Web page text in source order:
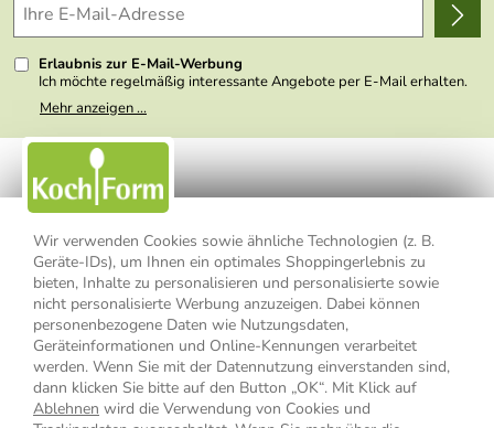
Wir verwenden Cookies sowie ähnliche Technologien (z. B.
Geräte-IDs), um Ihnen ein optimales Shoppingerlebnis zu
bieten, Inhalte zu personalisieren und personalisierte sowie
nicht personalisierte Werbung anzuzeigen. Dabei können
personenbezogene Daten wie Nutzungsdaten,
Geräteinformationen und Online-Kennungen verarbeitet
werden. Wenn Sie mit der Datennutzung einverstanden sind,
dann klicken Sie bitte auf den Button „OK“. Mit Klick auf
Ablehnen wird die Verwendung von Cookies und
Kundenlogin
Presse
Erlaubnis zur E-Mail-Werbung
Ich möchte regelmäßig interessante Angebote per E-Mail erhalten.
Meine E-Mail-Adresse wird nicht an andere Unternehmen
weitergegeben. Zu statistischen Zwecken wird in anonymer Form
nicht erkennbar, welche konkrete Person geklickt hat. Diese
Einwilligung zur Nutzung meiner E-Mail- Adresse für Werbezwecke
kann ich jederzeit mit Wirkung für die Zukunft widerrufen, indem ich
den Link "Abmelden" am Ende des Newsletters anklicke oder die
Option Newsletter im Mitgliederbereich deaktiviere. Die
Datenschutzerklärung
habe ich zur Kenntnis genommen.
Mehr anzeigen ...
Impressum Datenschutzerklärung
AGB
Widerrufsbelehrung
Widerrufsformular
Vertrag widerrufen